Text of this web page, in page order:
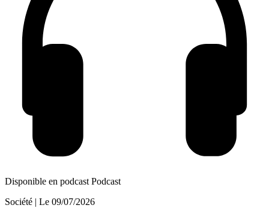
Disponible en podcast Podcast
Société | Le 09/07/2026